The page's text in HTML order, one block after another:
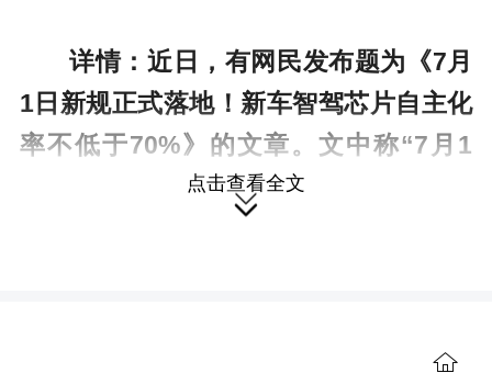
详情：近日，有网民发布题为《7月
1日新规正式落地！新车智驾芯片自主化
率不低于70%》的文章。文中称“7月1
日，工信部联合市监总局出台的《新能
术自主化率必须达到70%以上，不达标
点击查看全文
